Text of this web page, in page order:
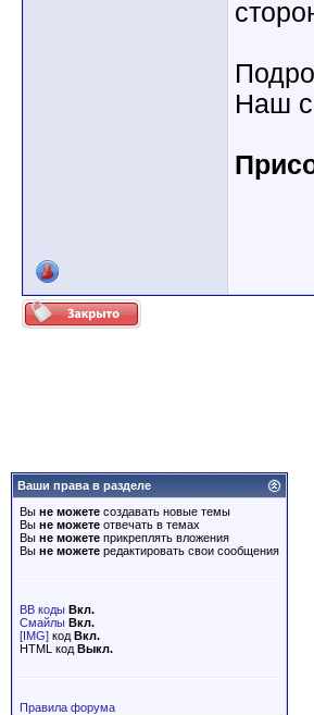
Наш
Ваши права в разделе
Вы не можете создавать новые темы
Вы не можете отвечать в темах
Вы не можете прикреплять вложения
Вы не можете редактировать свои сообщения
BB коды Вкл.
Смайлы Вкл.
[IMG] код Вкл.
HTML код Выкл.
Правила форума